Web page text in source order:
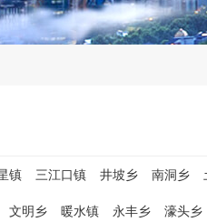
镇 三江口镇 井坡乡 南洞乡
文明乡 暖水镇 永丰乡 濠头乡